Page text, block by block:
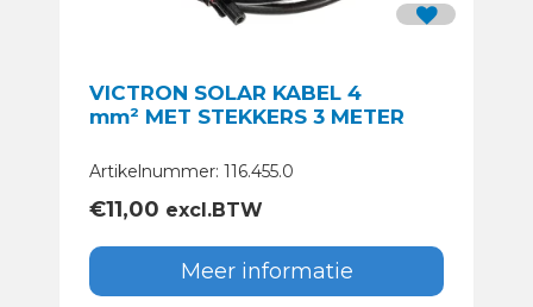
VICTRON SOLAR KABEL 4
mm² MET STEKKERS 3 METER
Artikelnummer: 116.455.0
€11,00 excl.BTW
Meer informatie